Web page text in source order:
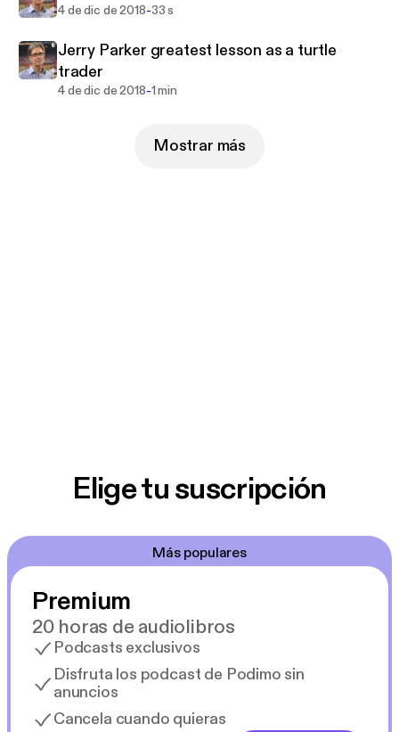
4 de dic de 2018-33 s
Jerry Parker greatest lesson as a turtle
trader
4 de dic de 2018-1 min
Mostrar más
Elige tu suscripción
Más populares
Premium
20 horas de audiolibros
Podcasts exclusivos
Disfruta los podcast de Podimo sin
anuncios
Cancela cuando quieras